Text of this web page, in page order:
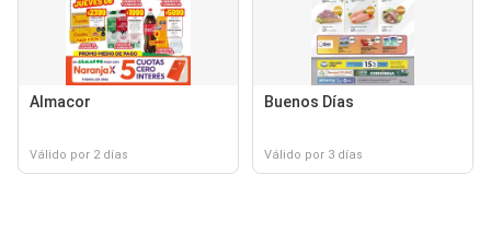
Almacor
Válido por 2 días
Buenos Días
Válido por 3 días